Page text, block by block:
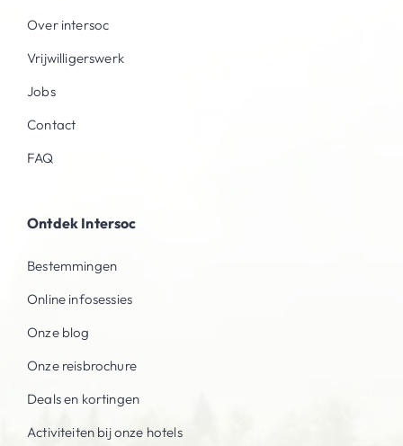
Over intersoc
Vrijwilligerswerk
Jobs
Contact
FAQ
Ontdek Intersoc
Bestemmingen
Online infosessies
Onze blog
Onze reisbrochure
Deals en kortingen
Activiteiten bij onze hotels